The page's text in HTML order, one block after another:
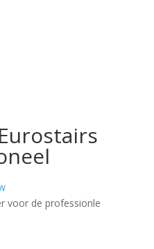
voor de professionle